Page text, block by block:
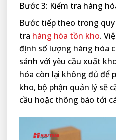
Bước 3: Kiểm tra hàng
Bước tiếp theo trong
tra hàng hóa tồn kho.
định số lượng hàng hóa
sánh với yêu cầu xuất
hóa còn lại không đủ để
kho, bộ phận quản lý sẽ
cầu hoặc thông báo tới